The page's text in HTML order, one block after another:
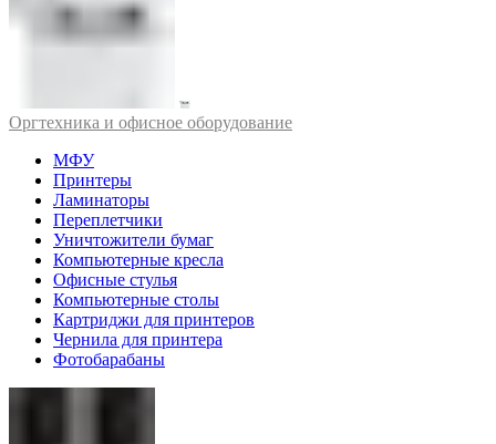
Оргтехника и офисное оборудование
МФУ
Принтеры
Ламинаторы
Переплетчики
Уничтожители бумаг
Компьютерные кресла
Офисные стулья
Компьютерные столы
Картриджи для принтеров
Чернила для принтера
Фотобарабаны